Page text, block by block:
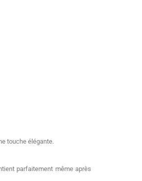
touche élégante.
parfaitement même après